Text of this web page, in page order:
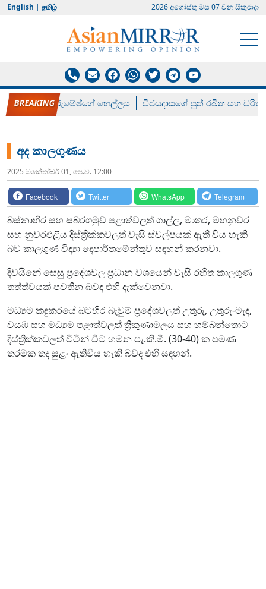
English | தமிழ் 2026 අගෝස්‍තු මස 07 වන සිකුරාදා
රන් ගෙනා රුමේෂ්ගේ හෙල්ලය විජයදාසගේ පුත් රඛිත සහ චරිත්
අද කාලගුණය
2025 ඔක්‍තෝබර් 01, පෙ.ව. 12:00
Facebook Twitter WhatsApp Telegram
බස්නාහිර සහ සබරගමුව පළාත්වලත් ගාල්ල, මාතර, මහනුවර
සහ නුවරඑළිය දිස්ත්‍රික්කවලත් වැසි ස්වල්පයක් ඇති විය හැකි
බව කාලගුණ විද්‍යා දෙපාර්තමේන්තුව සඳහන් කරනවා.
දිවයිනේ සෙසු ප්‍රදේශවල ප්‍රධාන වශයෙන් වැසි රහිත කාලගුණ
තත්ත්වයක් පවතින බවද එහි දැක්වෙනවා.
මධ්‍යම කඳුකරයේ බටහිර බැවුම් ප්‍රදේශවලත් උතුරු, උතුරු-මැද,
වයඹ සහ මධ්‍යම පළාත්වලත් ත්‍රිකුණාමලය සහ හම්බන්තොට
දිස්ත්‍රික්කවලත් විටින් විට හමන පැ.කි.මී. (30-40) ක පමණ
තරමක තද සුළං ඇතිවිය හැකි බවද එහි සඳහන්.